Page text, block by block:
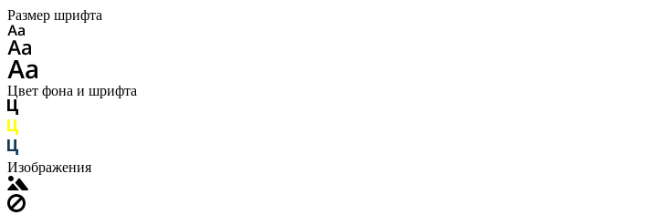
Размер шрифта
Цвет фона и шрифта
Изображения